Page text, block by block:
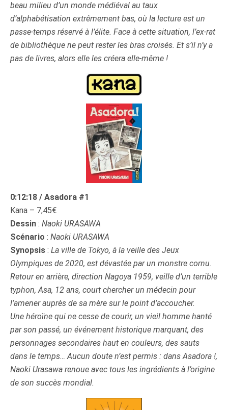
beau milieu d’un monde médiéval au taux
d’alphabétisation extrêmement bas, où la lecture est un
passe-temps réservé à l’élite. Face à cette situation, l’ex-rat
de bibliothèque ne peut rester les bras croisés. Et s’il n’y a
pas de livres, alors elle les créera elle-même !
0:12:18 / Asadora #1
Kana – 7,45€
Dessin : Naoki URASAWA
Scénario : Naoki URASAWA
Synopsis : La ville de Tokyo, à la veille des Jeux
Olympiques de 2020, est dévastée par un monstre cornu.
Retour en arrière, direction Nagoya 1959, veille d’un terrible
typhon, Asa, 12 ans, court chercher un médecin pour
l’amener auprès de sa mère sur le point d’accoucher.
Une héroïne qui ne cesse de courir, un vieil homme hanté
par son passé, un événement historique marquant, des
personnages secondaires haut en couleurs, des sauts
dans le temps… Aucun doute n’est permis : dans Asadora !,
Naoki Urasawa renoue avec tous les ingrédients à l’origine
de son succès mondial.